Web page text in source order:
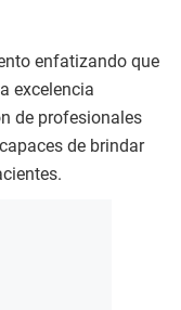
enfatizando que
excelencia
de profesionales
de brindar